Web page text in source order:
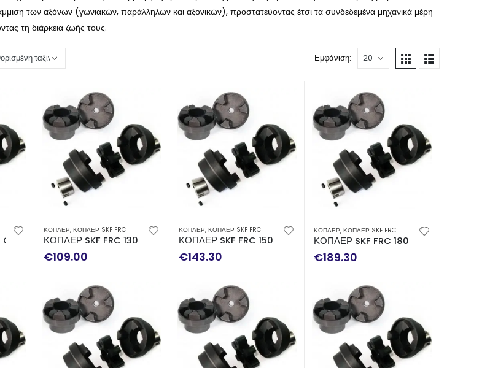
των αξόνων (γωνιακών, παράλληλων και αξονικών), προστατεύοντας έτσι τα συνδεδεμένα μηχανικά μέρη
τη διάρκεια ζωής τους.
Εμφάνιση:
ΚΟΠΛΕΡ, ΚΟΠΛΕΡ SKF FRC
ΚΟΠΛΕΡ SKF FRC 130 COMPLETE
€109.00
ΚΟΠΛΕΡ, ΚΟΠΛΕΡ SKF FRC
ΚΟΠΛΕΡ SKF FRC 150 COMPLETE
€143.30
ΚΟΠΛΕΡ, ΚΟΠΛΕΡ SKF FRC
ΚΟΠΛΕΡ SKF FRC 180 COMPLETE
€189.30